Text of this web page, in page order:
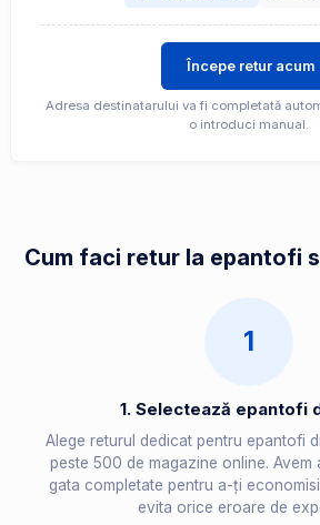
Începe retur acum
Adresa destinatarului va fi completată
o introduci manual.
Cum faci retur la epantofi
1
1. Selectează epantofi
Alege returul dedicat pentru epantofi
peste 500 de magazine online. Avem
gata completate pentru a-ți
evita orice eroare de